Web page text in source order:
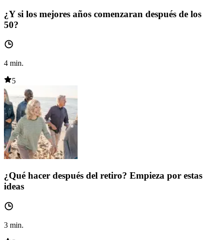
¿Y si los mejores años comenzaran después de los
50?
4 min.
5
¿Qué hacer después del retiro? Empieza por estas
ideas
3 min.